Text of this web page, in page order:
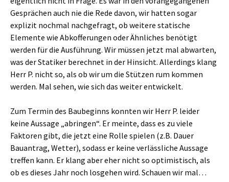
Gesprächen auch nie die Rede davon, wir hatten sogar
explizit nochmal nachgefragt, ob weitere statische
Elemente wie Abkofferungen oder Ähnliches benötigt
werden für die Ausführung. Wir müssen jetzt mal abwarten,
was der Statiker berechnet in der Hinsicht. Allerdings klang
Herr P. nicht so, als ob wir um die Stützen rum kommen
werden. Mal sehen, wie sich das weiter entwickelt.
Zum Termin des Baubeginns konnten wir Herr P. leider
keine Aussage „abringen“. Er meinte, dass es zu viele
Faktoren gibt, die jetzt eine Rolle spielen (z.B. Dauer
Bauantrag, Wetter), sodass er keine verlässliche Aussage
treffen kann. Er klang aber eher nicht so optimistisch, als
ob es dieses Jahr noch losgehen wird. Schauen wir mal…